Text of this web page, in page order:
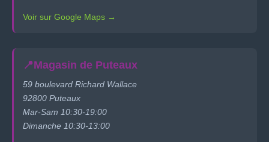
Voir sur Google Maps →
📍Magasin de Puteaux
59 boulevard Richard Wallace
92800 Puteaux
Mar-Sam 10:30-19:00
Dimanche 10:30-13:00